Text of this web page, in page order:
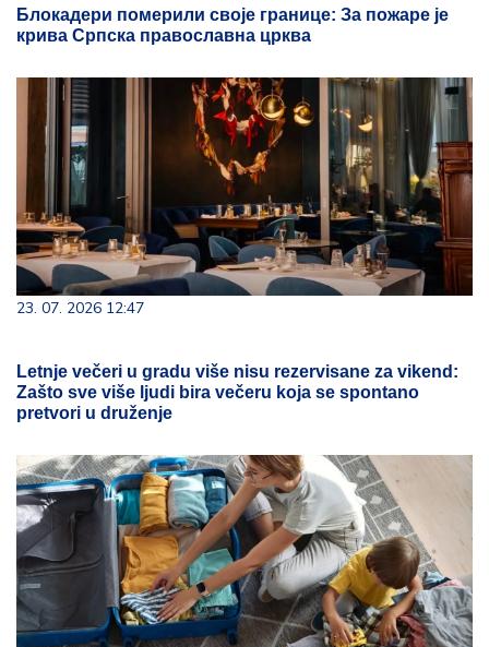
Блокадери померили своје границе: За пожаре је
крива Српска православна црква
23. 07. 2026 12:47
Letnje večeri u gradu više nisu rezervisane za vikend:
Zašto sve više ljudi bira večeru koja se spontano
pretvori u druženje